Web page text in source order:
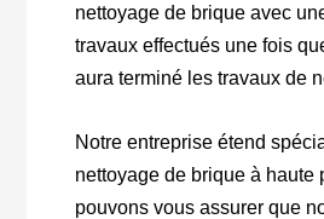
nettoyage de brique avec
travaux effectués une fois
aura terminé les travaux de
Notre entreprise étend
nettoyage de brique à haute
pouvons vous assurer que